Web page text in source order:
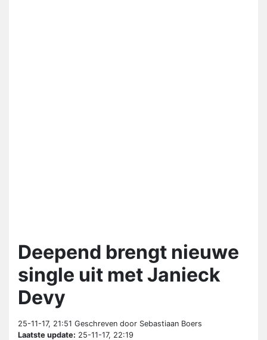
Deepend brengt nieuwe
single uit met Janieck
Devy
25-11-17, 21:51 Geschreven door Sebastiaan Boers
Laatste update: 25-11-17, 22:19